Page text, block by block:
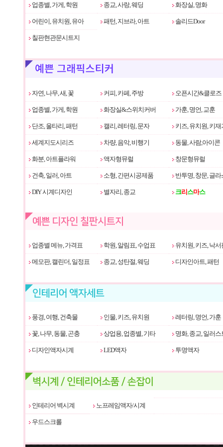
업종별, 가게, 학원 종교, 사랑, 웨딩 화장실, 명화
어린이, 유치원, 유아 패턴, 지브라, 아트 솔리드Door
칠판현관문시트지
자연, 나무, 새, 꽃 커피, 카페, 주방 오픈시간&클로즈
업종별, 가게, 학원 화장실&스위치커버 가훈, 명언, 교훈
단조, 울타리, 패턴 캘리, 레터링, 문자 키즈, 유치원, 키재
세계지도시리즈 차량, 음악, 비행기 동물, 사람,아이콘
화분, 아트플라워 액자형뮤럴 창문형뮤럴
건축, 일러, 아트 소형, 간편시공제품 반투명, 창문, 글라
DIY 시계디자인 별자리, 종교 크리 스마스
업종별 메뉴, 가격표 학원, 알림표, 수업표 유치원, 키즈, 낙서
메모판, 캘린더, 일정표 종교, 성탄절, 웨딩 디자인아트, 패턴
풍경, 여행, 건축물 인물, 키즈, 유치원 레터링, 명언, 가훈
꽃, 나무, 동물, 곤충 상업용, 업종별, 기타 명화, 종교, 일러스
디자인액자시계 LED액자 투명액자
인테리어 벽시계 노프레임액자/시계
우드스크롤